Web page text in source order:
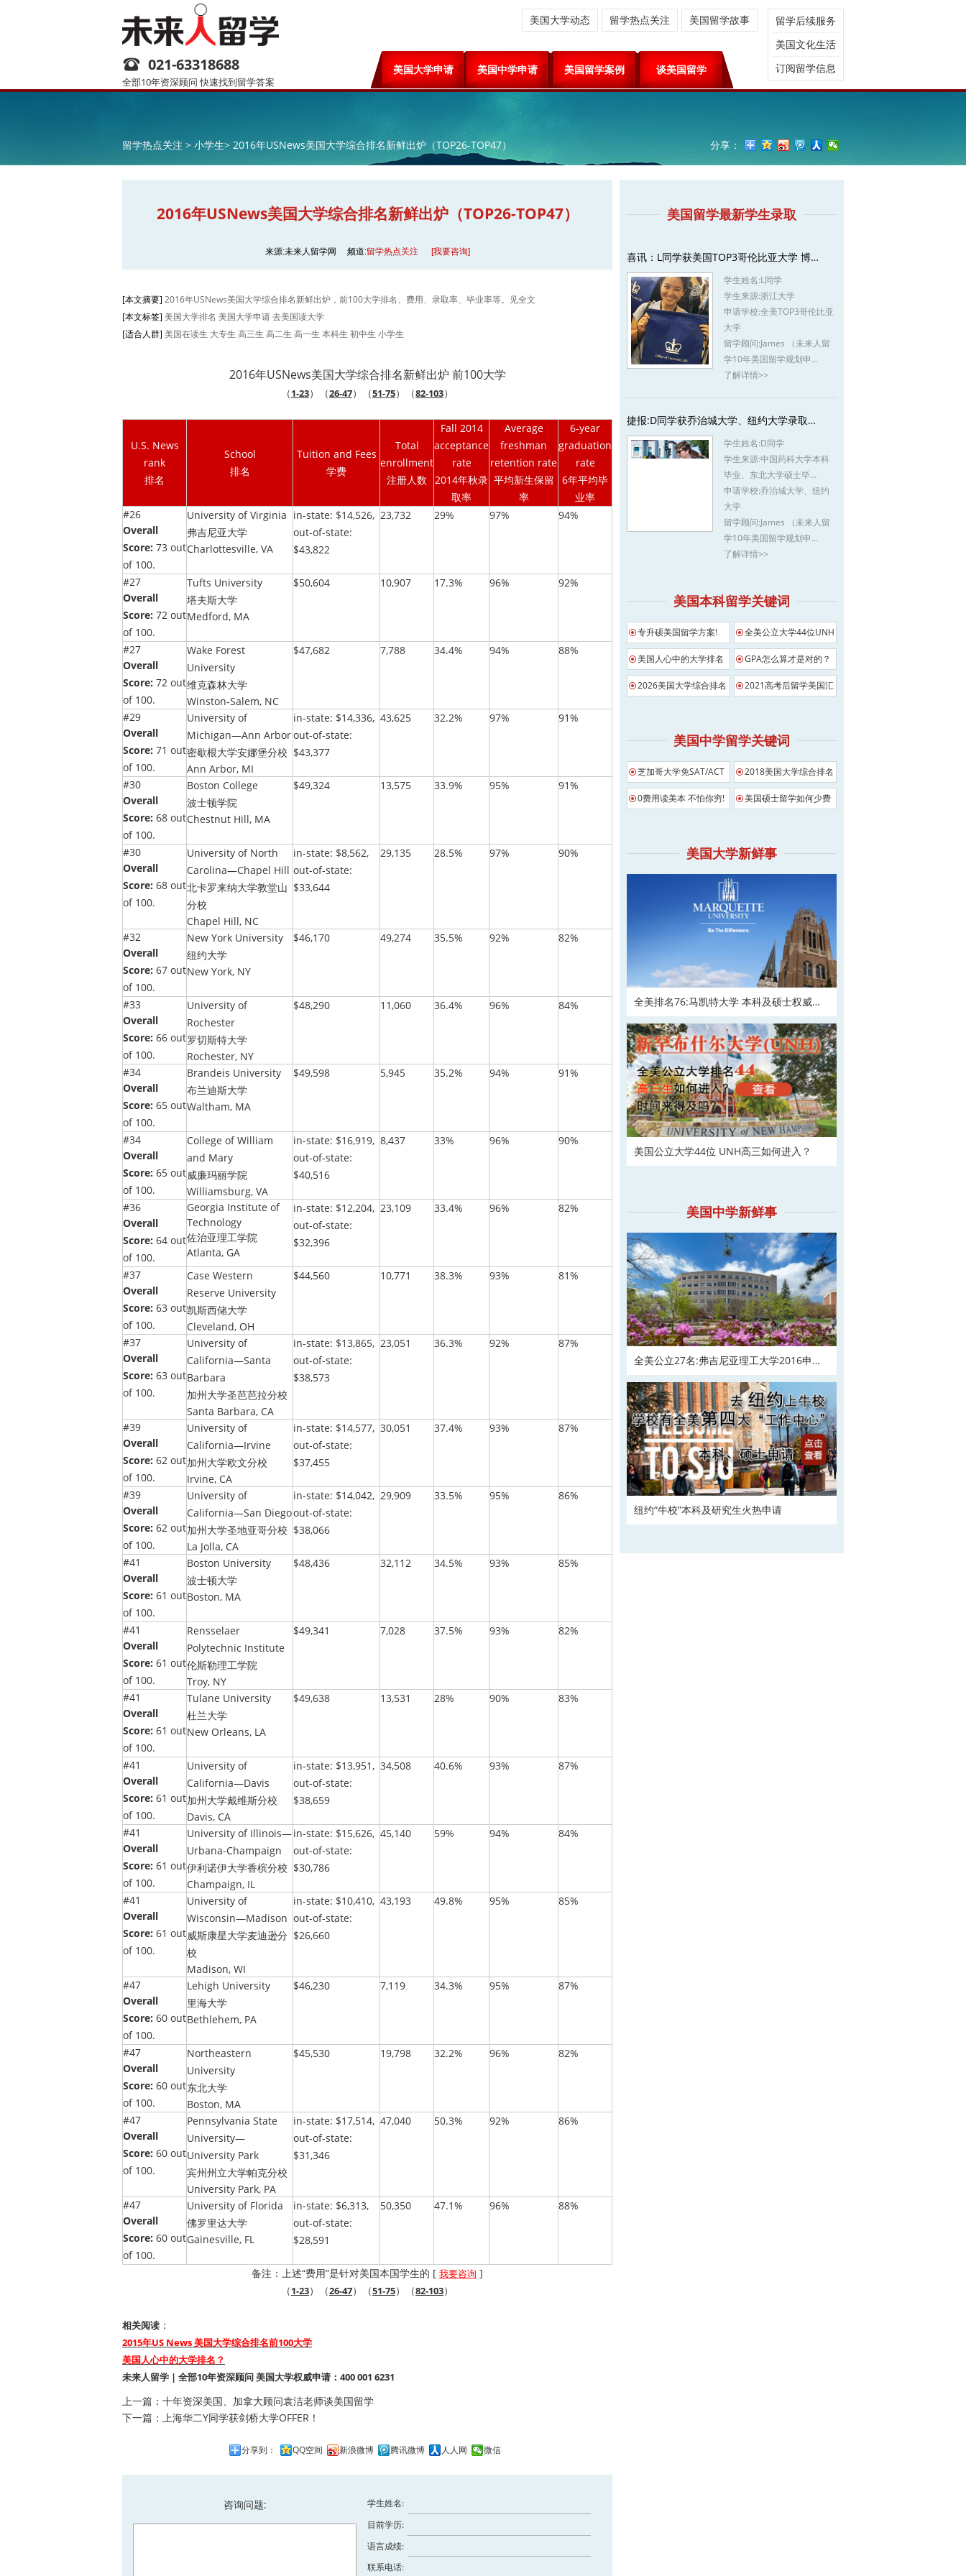
021-63318688
全部10年资深顾问 快速找到留学答案
美国大学申请 美国中学申请 美国留学案例 谈美国留学
美国大学动态 留学热点关注 美国留学故事
留学后续服务
美国文化生活
订阅留学信息
留学热点关注 > 小学生> 2016年USNews美国大学综合排名新鲜出炉（TOP26-TOP47） 分享：
2016年USNews美国大学综合排名新鲜出炉（TOP26-TOP47）
来源:未来人留学网 频道:留学热点关注 [我要咨询]
[本文摘要] 2016年USNews美国大学综合排名新鲜出炉，前100大学排名、费用、录取率、毕业率等。见全文
[本文标签] 美国大学排名 美国大学申请 去美国读大学
[适合人群] 美国在读生 大专生 高三生 高二生 高一生 本科生 初中生 小学生
2016年USNews美国大学综合排名新鲜出炉 前100大学
（1-23）（26-47）（51-75）（82-103）
U.S. News
rank
排名
School
排名
Tuition and Fees
学费
Total
enrollment
注册人数
Fall 2014
acceptance
rate
2014年秋录
取率
Average
freshman
retention rate
平均新生保留
率
6-year
graduation
rate
6年平均毕
业率
#26
Overall
Score: 73 out
of 100.
University of Virginia
弗吉尼亚大学
Charlottesville, VA
in-state: $14,526,
out-of-state:
$43,822
23,732 29% 97% 94%
#27
Overall
Score: 72 out
of 100.
Tufts University
塔夫斯大学
Medford, MA
$50,604 10,907 17.3% 96% 92%
#27
Overall
Score: 72 out
of 100.
Wake Forest
University
维克森林大学
Winston-Salem, NC
$47,682 7,788 34.4% 94% 88%
#29
Overall
Score: 71 out
of 100.
University of
Michigan—Ann Arbor
密歇根大学安娜堡分校
Ann Arbor, MI
in-state: $14,336,
out-of-state:
$43,377
43,625 32.2% 97% 91%
#30
Overall
Score: 68 out
of 100.
Boston College
波士顿学院
Chestnut Hill, MA
$49,324 13,575 33.9% 95% 91%
#30
Overall
Score: 68 out
of 100.
University of North
Carolina—Chapel Hill
北卡罗来纳大学教堂山
分校
Chapel Hill, NC
in-state: $8,562,
out-of-state:
$33,644
29,135 28.5% 97% 90%
#32
Overall
Score: 67 out
of 100.
New York University
纽约大学
New York, NY
$46,170 49,274 35.5% 92% 82%
#33
Overall
Score: 66 out
of 100.
University of
Rochester
罗切斯特大学
Rochester, NY
$48,290 11,060 36.4% 96% 84%
#34
Overall
Score: 65 out
of 100.
Brandeis University
布兰迪斯大学
Waltham, MA
$49,598 5,945 35.2% 94% 91%
#34
Overall
Score: 65 out
of 100.
College of William
and Mary
威廉玛丽学院
Williamsburg, VA
in-state: $16,919,
out-of-state:
$40,516
8,437 33% 96% 90%
#36
Overall
Score: 64 out
of 100.
Georgia Institute of
Technology
佐治亚理工学院
Atlanta, GA
in-state: $12,204,
out-of-state:
$32,396
23,109 33.4% 96% 82%
#37
Overall
Score: 63 out
of 100.
Case Western
Reserve University
凯斯西储大学
Cleveland, OH
$44,560 10,771 38.3% 93% 81%
#37
Overall
Score: 63 out
of 100.
University of
California—Santa
Barbara
加州大学圣芭芭拉分校
Santa Barbara, CA
in-state: $13,865,
out-of-state:
$38,573
23,051 36.3% 92% 87%
#39
Overall
Score: 62 out
of 100.
University of
California—Irvine
加州大学欧文分校
Irvine, CA
in-state: $14,577,
out-of-state:
$37,455
30,051 37.4% 93% 87%
#39
Overall
Score: 62 out
of 100.
University of
California—San Diego
加州大学圣地亚哥分校
La Jolla, CA
in-state: $14,042,
out-of-state:
$38,066
29,909 33.5% 95% 86%
#41
Overall
Score: 61 out
of 100.
Boston University
波士顿大学
Boston, MA
$48,436 32,112 34.5% 93% 85%
#41
Overall
Score: 61 out
of 100.
Rensselaer
Polytechnic Institute
伦斯勒理工学院
Troy, NY
$49,341 7,028 37.5% 93% 82%
#41
Overall
Score: 61 out
of 100.
Tulane University
杜兰大学
New Orleans, LA
$49,638 13,531 28% 90% 83%
#41
Overall
Score: 61 out
of 100.
University of
California—Davis
加州大学戴维斯分校
Davis, CA
in-state: $13,951,
out-of-state:
$38,659
34,508 40.6% 93% 87%
#41
Overall
Score: 61 out
of 100.
University of Illinois—
Urbana-Champaign
伊利诺伊大学香槟分校
Champaign, IL
in-state: $15,626,
out-of-state:
$30,786
45,140 59% 94% 84%
#41
Overall
Score: 61 out
of 100.
University of
Wisconsin—Madison
威斯康星大学麦迪逊分
校
Madison, WI
in-state: $10,410,
out-of-state:
$26,660
43,193 49.8% 95% 85%
#47
Overall
Score: 60 out
of 100.
Lehigh University
里海大学
Bethlehem, PA
$46,230 7,119 34.3% 95% 87%
#47
Overall
Score: 60 out
of 100.
Northeastern
University
东北大学
Boston, MA
$45,530 19,798 32.2% 96% 82%
#47
Overall
Score: 60 out
of 100.
Pennsylvania State
University—
University Park
宾州州立大学帕克分校
University Park, PA
in-state: $17,514,
out-of-state:
$31,346
47,040 50.3% 92% 86%
#47
Overall
Score: 60 out
of 100.
University of Florida
佛罗里达大学
Gainesville, FL
in-state: $6,313,
out-of-state:
$28,591
50,350 47.1% 96% 88%
备注：上述“费用”是针对美国本国学生的 [ 我要咨询 ]
（1-23）（26-47）（51-75）（82-103）
相关阅读 ：
2015年US News 美国大学综合排名前100大学
美国人心中的大学排名？
未来人留学 | 全部10年资深顾问 美国大学权威申请：400 001 6231
上一篇： 十年资深美国、加拿大顾问袁洁老师谈美国留学
下一篇： 上海华二Y同学获剑桥大学OFFER！
分享到： QQ空间 新浪微博 腾讯微博 人人网 微信
咨询问题:
学生姓名:
目前学历:
语言成绩:
联系电话:
美国留学最新学生录取
喜讯：L同学获美国TOP3哥伦比亚大学 博…
学生姓名:L同学
学生来源:浙江大学
申请学校:全美TOP3哥伦比亚
大学
留学顾问:James （未来人留
学10年美国留学规划申…
了解详情>>
捷报:D同学获乔治城大学、纽约大学录取…
学生姓名:D同学
学生来源:中国药科大学本科
毕业、东北大学硕士毕…
申请学校:乔治城大学、纽约
大学
留学顾问:James （未来人留
学10年美国留学规划申…
了解详情>>
美国本科留学关键词
专升硕美国留学方案! 全美公立大学44位UNH
美国人心中的大学排名 GPA怎么算才是对的？
2026美国大学综合排名
2021高考后留学美国汇
美国中学留学关键词
芝加哥大学免SAT/ACT
影响
2018美国大学综合排名
0费用读美本 不怕你穷!
美国硕士留学如何少费
美国大学新鲜事
全美排名76:马凯特大学 本科及硕士权威申
请！
美国公立大学44位 UNH高三如何进入？
美国中学新鲜事
全美公立27名:弗吉尼亚理工大学2016申请
正在
纽约“牛校”本科及研究生火热申请